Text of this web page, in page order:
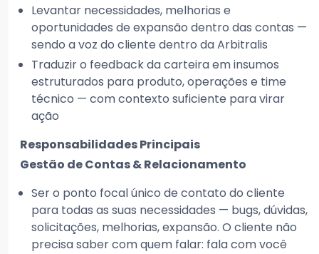
Levantar necessidades, melhorias e
oportunidades de expansão dentro das contas —
sendo a voz do cliente dentro da Arbitralis
Traduzir o feedback da carteira em insumos
estruturados para produto, operações e time
técnico — com contexto suficiente para virar
ação
Responsabilidades Principais
Gestão de Contas & Relacionamento
Ser o ponto focal único de contato do cliente
para todas as suas necessidades — bugs, dúvidas,
solicitações, melhorias, expansão. O cliente não
precisa saber com quem falar: fala com você